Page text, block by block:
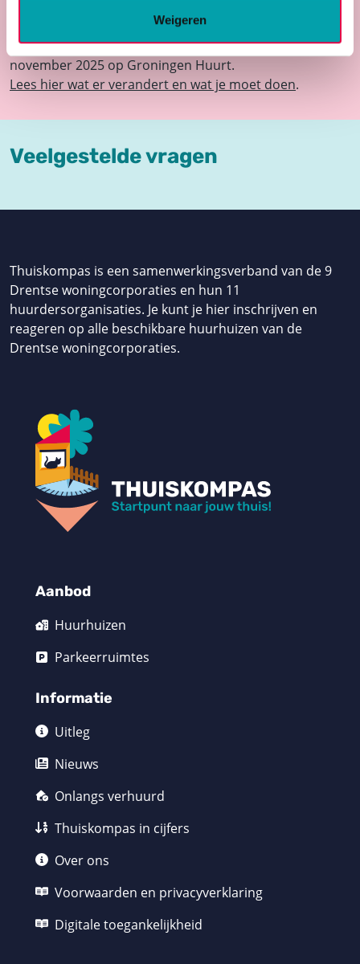
Weigeren
Stadskanaal of Midden-Groningen?
De huizen van Lefier in deze gemeenten vind je vanaf
november 2025 op Groningen Huurt.
Lees hier wat er verandert en wat je moet doen.
Veelgestelde vragen
Thuiskompas is een samenwerkingsverband van de 9
Drentse woningcorporaties en hun 11
huurdersorganisaties. Je kunt je hier inschrijven en
reageren op alle beschikbare huurhuizen van de
Drentse woningcorporaties.
Aanbod
Huurhuizen
Parkeerruimtes
Informatie
Uitleg
Nieuws
Onlangs verhuurd
Thuiskompas in cijfers
Over ons
Voorwaarden en privacyverklaring
Digitale toegankelijkheid